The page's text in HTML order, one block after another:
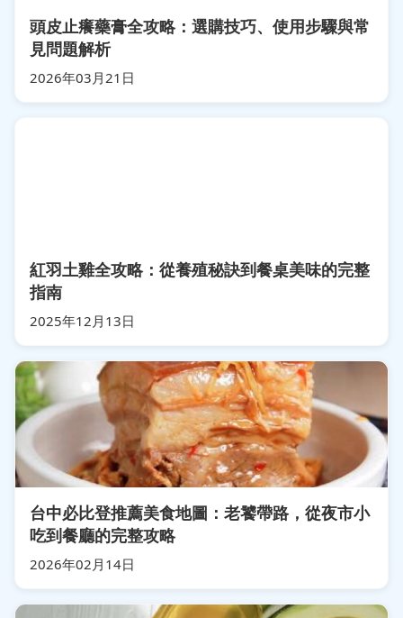
頭皮止癢藥膏全攻略：選購技巧、使用步驟與常
見問題解析
2026年03月21日
紅羽土雞全攻略：從養殖秘訣到餐桌美味的完整
指南
2025年12月13日
台中必比登推薦美食地圖：老饕帶路，從夜市小
吃到餐廳的完整攻略
2026年02月14日